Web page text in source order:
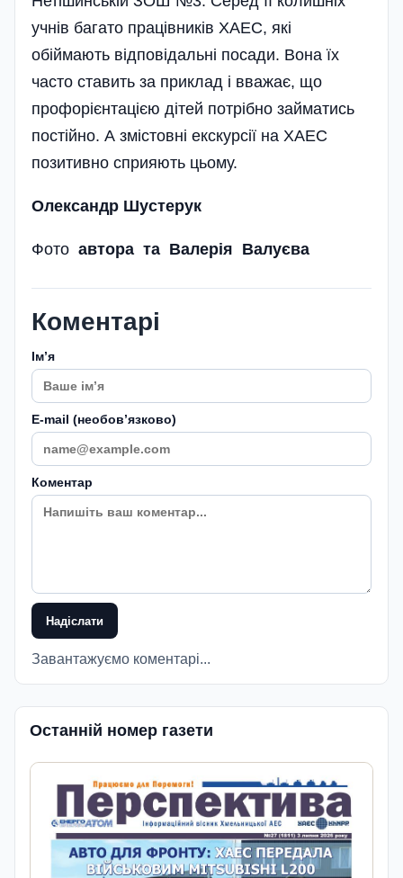
учнів багато працівників ХАЕС, які
обіймають відповідальні посади. Вона їх
часто ставить за приклад і вважає, що
профорієнтацією дітей потрібно займатись
постійно. А змістовні екскурсії на ХАЕС
позитивно сприяють цьому.
Олександр Шустерук
Фото автора та Валерія Валуєва
Коментарі
Імʼя
E-mail (необовʼязково)
Коментар
Надіслати
Завантажуємо коментарі...
Останній номер газети